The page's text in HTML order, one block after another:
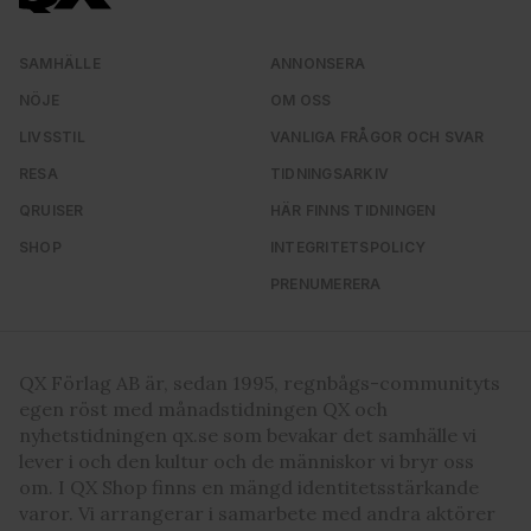
SAMHÄLLE
NÖJE
LIVSSTIL
RESA
QRUISER
SHOP
ANNONSERA
OM OSS
VANLIGA FRÅGOR OCH SVAR
TIDNINGSARKIV
HÄR FINNS TIDNINGEN
INTEGRITETSPOLICY
PRENUMERERA
QX Förlag AB är, sedan 1995, regnbågs-communityts
egen röst med månadstidningen QX och
nyhetstidningen qx.se som bevakar det samhälle vi
lever i och den kultur och de människor vi bryr oss
om. I QX Shop finns en mängd identitetsstärkande
varor. Vi arrangerar i samarbete med andra aktörer